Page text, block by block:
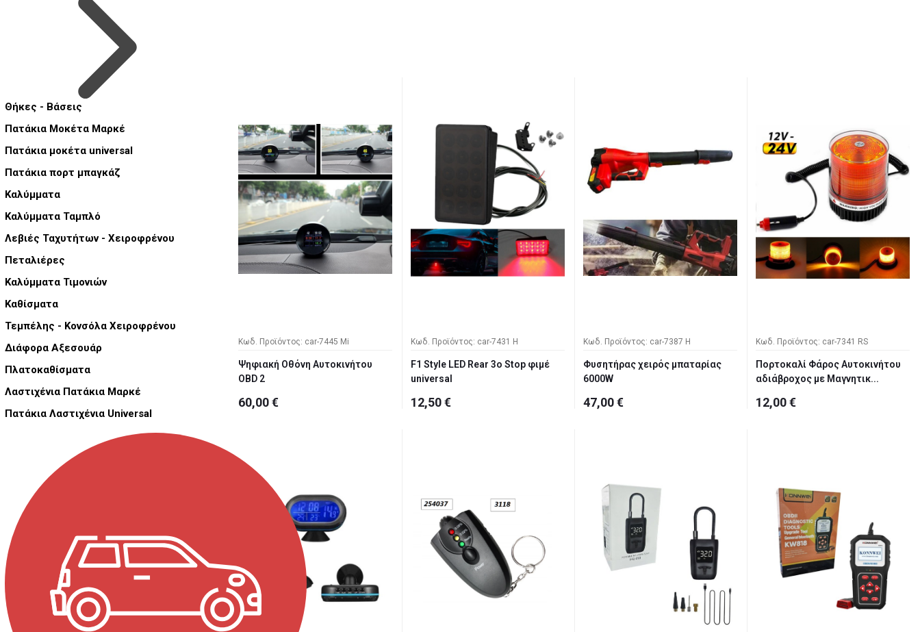
Θήκες - Βάσεις
Πατάκια Μοκέτα Μαρκέ
Πατάκια μοκέτα universal
Πατάκια πορτ μπαγκάζ
Καλύμματα
Καλύμματα Ταμπλό
Λεβιές Ταχυτήτων - Χειροφρένου
Πεταλιέρες
Καλύμματα Τιμονιών
Καθίσματα
Τεμπέλης - Κονσόλα Χειροφρένου
Διάφορα Αξεσουάρ
Πλατοκαθίσματα
Λαστιχένια Πατάκια Μαρκέ
Πατάκια Λαστιχένια Universal
Κωδ. Προϊόντος: car-7445 Mi
Ψηφιακή Οθόνη Αυτοκινήτου
OBD 2
60,00 €
Κωδ. Προϊόντος: car-7431 H
F1 Style LED Rear 3ο Stop φιμέ
universal
12,50 €
Κωδ. Προϊόντος: car-7387 H
Φυσητήρας χειρός μπαταρίας
6000W
47,00 €
Κωδ. Προϊόντος: car-7341 RS
Πορτοκαλί Φάρος Αυτοκινήτου
αδιάβροχος με Μαγνητικ...
12,00 €